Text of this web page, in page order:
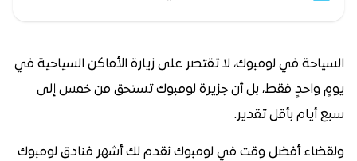
السياحة في لومبوك، لا تقتصر على زيارة الأماكن السياحية في
يومٍ واحدٍ فقط، بل أن جزيرة لومبوك تستحق من خمس إلى
سبع أيام بأقل تقدير.
ولقضاء أفضل وقت في لومبوك نقدم لك أشهر فنادق لومبوك